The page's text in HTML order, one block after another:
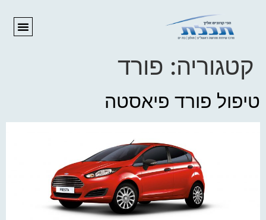
קטגוריה: פורד
טיפול פורד פיאסטה